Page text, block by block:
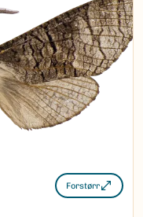
Forstørr